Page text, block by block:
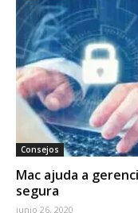
Consejos
Mac ajuda a
segura
junio 26, 2020